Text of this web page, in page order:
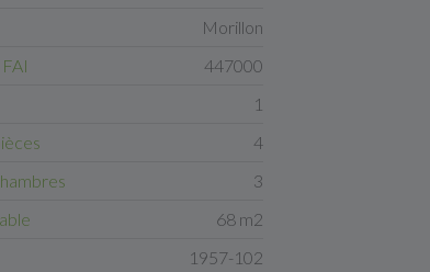
Morillon
447000
1
4
3
68 m2
1957-102